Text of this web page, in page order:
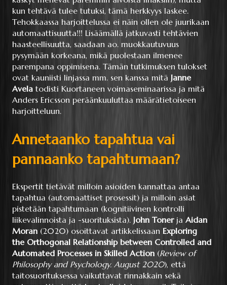
kun tehtävä tulee tutuksi, tämä herkkyys laskee.
Tehokkaassa harjoittelussa ei näin ollen ole juurikaan
automaattisuutta!!! Lisäämällä jatkuvasti tehtävien
haasteellisuutta, saadaan ao. muokkautuvuus
pysymään korkeana, mikä puolestaan ilmenee
parempana oppimisena. Tämän tutkimuksen tulokset
ovat kauniisti linjassa mm. sen kanssa mitä Janne
Avelatodisti Kuortaneen voimaseminaarissa ja mitä
Anders Ericsson peräänkuuluttaa määrätietoiseen
harjoitteluun.
Annetaanko tapahtua vai
pannaanko tapahtumaan?
Ekspertit tietävät milloin asioiden kannattaa antaa
tapahtua (automaattiset prosessit) ja milloin asiat
pistetään tapahtumaan (kognitiivinen kontrolli
liikevalinnoista ja -suorituksista). John Tonerja Aidan
Moran (2020) osoittavat artikkelissaan Exploring
the Orthogonal Relationship between Controlled and
Automated Processes in Skilled Action (Review of
Philosophy and Psychology. August 2020), että
taitosuorituksessa vaikuttavat rinnakkain sekä